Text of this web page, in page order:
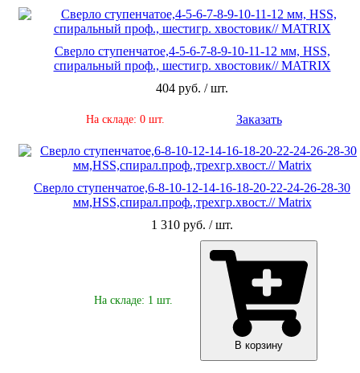
Сверло ступенчатое,4-5-6-7-8-9-10-11-12 мм, HSS,
спиральный проф., шестигр. хвостовик// MATRIX
404 руб. / шт.
На складе: 0 шт. Заказать
Сверло ступенчатое,6-8-10-12-14-16-18-20-22-24-26-28-30
мм,HSS,спирал.проф.,трехгр.хвост.// Matrix
1 310 руб. / шт.
На складе: 1 шт.
В корзину